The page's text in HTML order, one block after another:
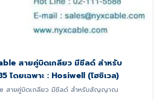
สายคู่บิดเกลียว มีชีลด์ สำหรับ
โดยเฉพาะ : Hosiwell (โฮซิเวล)
สายคู่บิดเกลียว มีชีลด์ สำหรับสัญญาณ